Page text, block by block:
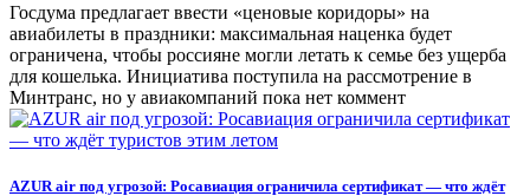
Госдума предлагает ввести «ценовые коридоры» на
авиабилеты в праздники: максимальная наценка будет
ограничена, чтобы россияне могли летать к семье без ущерба
для кошелька. Инициатива поступила на рассмотрение в
Минтранс, но у авиакомпаний пока нет коммент
AZUR air под угрозой: Росавиация ограничила сертификат — что ждёт